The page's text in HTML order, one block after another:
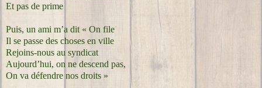
Et pas de prime
Puis, un ami m’a dit « On file
Il se passe des choses en ville
Rejoins-nous au syndicat
Aujourd’hui, on ne descend pas,
On va défendre nos droits »